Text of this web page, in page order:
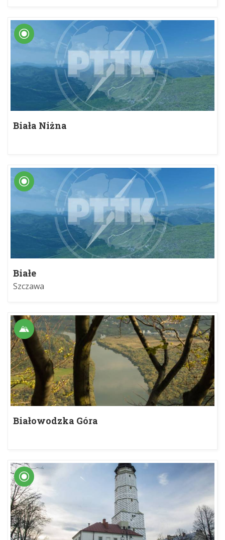
Biała Niżna
Białe
Szczawa
Białowodzka Góra